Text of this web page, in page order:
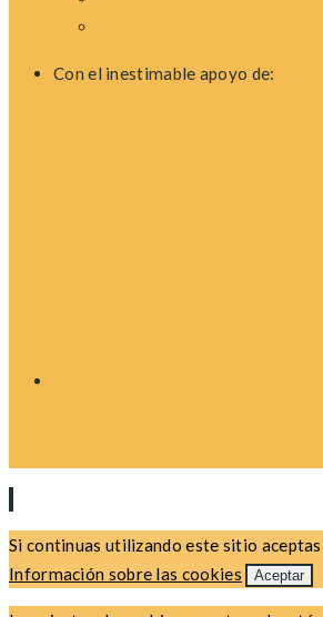
Con el inestimable apoyo de:
Si continuas utilizando este sitio
Información sobre las cookies
Aceptar